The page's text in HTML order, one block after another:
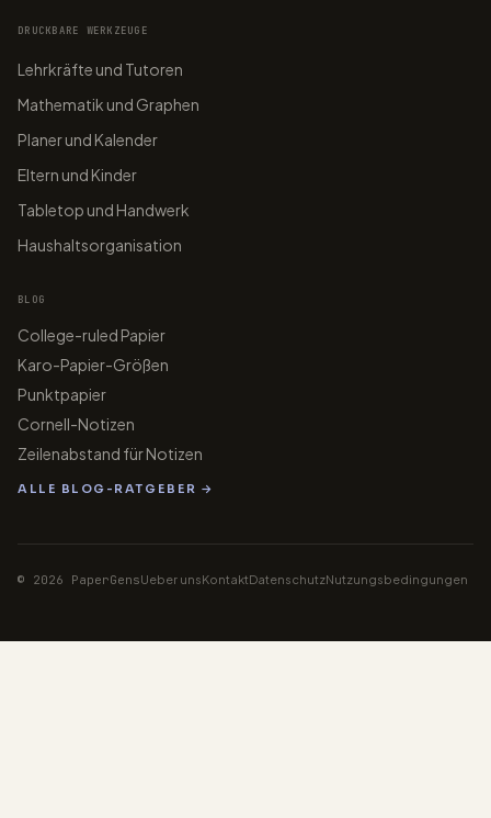
DRUCKBARE WERKZEUGE
Lehrkräfte und Tutoren
Mathematik und Graphen
Planer und Kalender
Eltern und Kinder
Tabletop und Handwerk
Haushaltsorganisation
BLOG
College-ruled Papier
Karo-Papier-Größen
Punktpapier
Cornell-Notizen
Zeilenabstand für Notizen
ALLE BLOG-RATGEBER →
© 2026 PaperGensUeber unsKontaktDatenschutzNutzungsbedingungen